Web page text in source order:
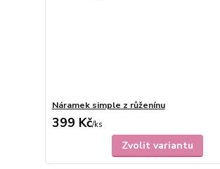
Náramek simple z růženínu
399 Kč/ks
Zvolit variantu